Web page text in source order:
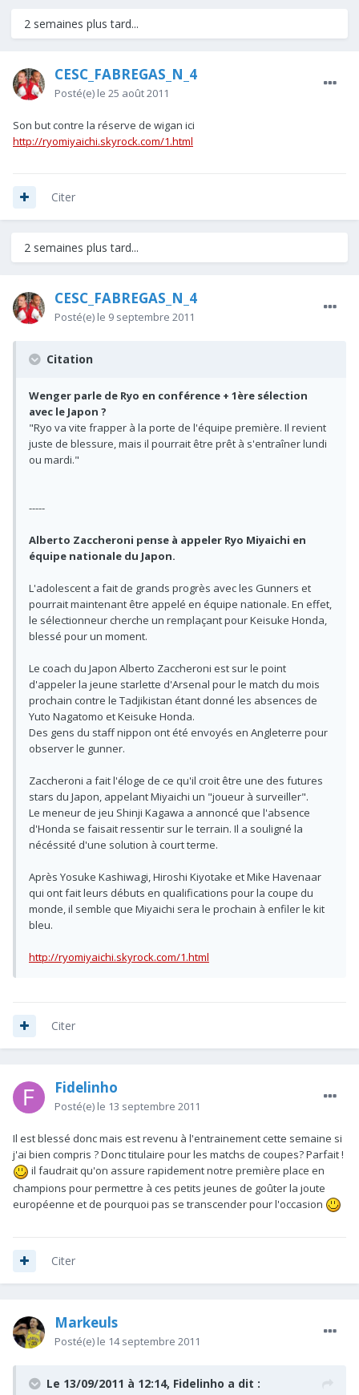
2 semaines plus tard...
CESC_FABREGAS_N_4
Posté(e) le 25 août 2011
Son but contre la réserve de wigan ici
http://ryomiyaichi.skyrock.com/1.html
Citer
2 semaines plus tard...
CESC_FABREGAS_N_4
Posté(e) le 9 septembre 2011
Citation
Wenger parle de Ryo en conférence + 1ère sélection
avec le Japon ?
"Ryo va vite frapper à la porte de l'équipe première. Il revient
juste de blessure, mais il pourrait être prêt à s'entraîner lundi
ou mardi."
-----
Alberto Zaccheroni pense à appeler Ryo Miyaichi en
équipe nationale du Japon.
L'adolescent a fait de grands progrès avec les Gunners et
pourrait maintenant être appelé en équipe nationale. En effet,
le sélectionneur cherche un remplaçant pour Keisuke Honda,
blessé pour un moment.
Le coach du Japon Alberto Zaccheroni est sur le point
d'appeler la jeune starlette d'Arsenal pour le match du mois
prochain contre le Tadjikistan étant donné les absences de
Yuto Nagatomo et Keisuke Honda.
Des gens du staff nippon ont été envoyés en Angleterre pour
observer le gunner.
Zaccheroni a fait l'éloge de ce qu'il croit être une des futures
stars du Japon, appelant Miyaichi un "joueur à surveiller".
Le meneur de jeu Shinji Kagawa a annoncé que l'absence
d'Honda se faisait ressentir sur le terrain. Il a souligné la
nécéssité d'une solution à court terme.
Après Yosuke Kashiwagi, Hiroshi Kiyotake et Mike Havenaar
qui ont fait leurs débuts en qualifications pour la coupe du
monde, il semble que Miyaichi sera le prochain à enfiler le kit
bleu.
http://ryomiyaichi.skyrock.com/1.html
Citer
Fidelinho
Posté(e) le 13 septembre 2011
Il est blessé donc mais est revenu à l'entrainement cette semaine si
j'ai bien compris ? Donc titulaire pour les matchs de coupes? Parfait !
il faudrait qu'on assure rapidement notre première place en
champions pour permettre à ces petits jeunes de goûter la joute
européenne et de pourquoi pas se transcender pour l'occasion
Citer
Markeuls
Posté(e) le 14 septembre 2011
Le 13/09/2011 à 12:14, Fidelinho a dit :